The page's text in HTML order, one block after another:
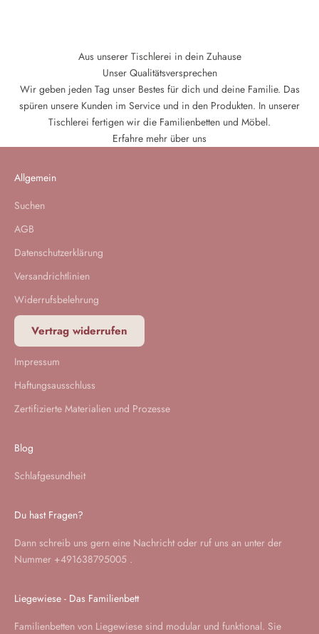
Aus unserer Tischlerei in dein Zuhause
Unser Qualitätsversprechen
Wir geben jeden Tag unser Bestes für dich und deine Familie. Das
spüren unsere Kunden im Service und in den Produkten. In unserer
Tischlerei fertigen wir die Familienbetten und Möbel.
Erfahre mehr über uns
Allgemein
Suchen
AGB
Datenschutzerklärung
Versandrichtlinien
Widerrufsbelehrung
Vertrag widerrufen
Impressum
Haftungsausschluss
Zertifizierte Materialien und Prozesse
Blog
Schlafgesundheit
Du hast Fragen?
Dann schreib uns gern eine Nachricht oder ruf uns an unter der
Nummer +491638795005 .
Liegewiese - Das Familienbett
Familienbetten von Liegewiese sind modular und funktional. Sie